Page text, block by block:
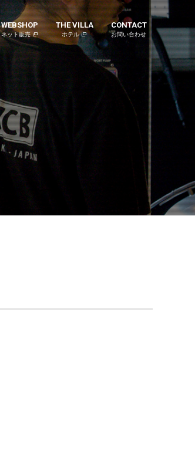
WEBSHOP
ネット販売
THE VILLA
ホテル
CONTACT
お問い合わせ